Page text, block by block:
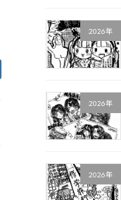
2026年
2026年
2026年